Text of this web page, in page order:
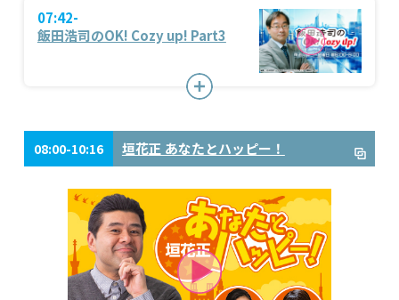
07:42-
飯田浩司のOK! Cozy up! Part3
08:00-10:16 垣花正 あなたとハッピー！